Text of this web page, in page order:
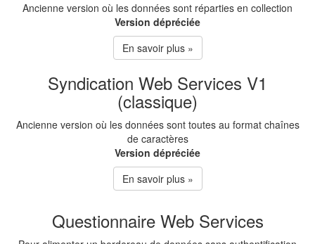
Ancienne version où les données sont réparties en collection
Version dépréciée
En savoir plus »
Syndication Web Services V1
(classique)
Ancienne version où les données sont toutes au format chaînes
de caractères
Version dépréciée
En savoir plus »
Questionnaire Web Services